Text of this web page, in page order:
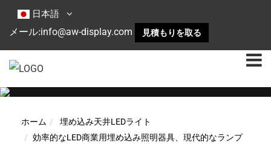
日本語
メール:info@aw-display.com 見積もりを取る
ホーム
埋め込み天井LEDライト
効率的なLED商業用埋め込み照明器具、現代的なランプ